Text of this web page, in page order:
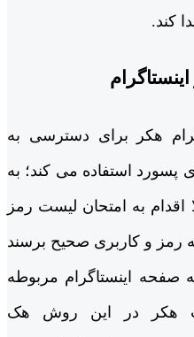
کند.
هکر برای دسترسی به
پسورد استفاده می کند؛ به
به امتحان لیست رمز
رمز و کاربری صحیح برسند
صفحه اینستاگرام مربوطه
هکر در این روش هک